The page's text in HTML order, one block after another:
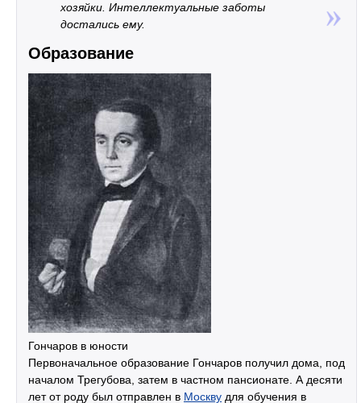
хозяйки. Интеллектуальные заботы
достались ему.
Образование
Гончаров в юности
Первоначальное образование Гончаров получил дома, под
началом Трегубова, затем в частном пансионате. А десяти
лет от роду был отправлен в Москву для обучения в